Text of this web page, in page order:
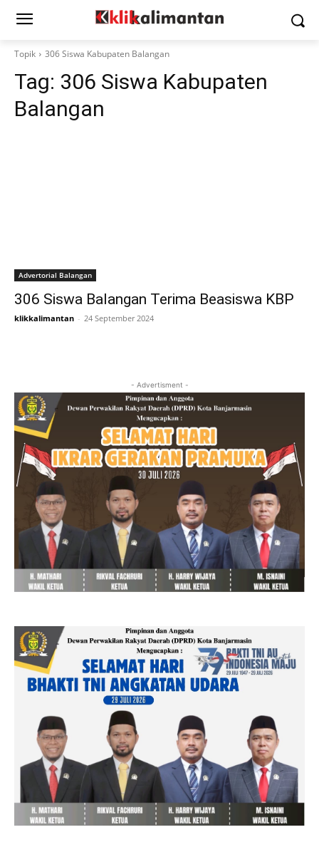
Topik 306 Siswa Kabupaten Balangan
Tag: 306 Siswa Kabupaten
Balangan
Advertorial Balangan
306 Siswa Balangan Terima Beasiswa KBP
klikkalimantan - 24 September 2024
- Advertisment -